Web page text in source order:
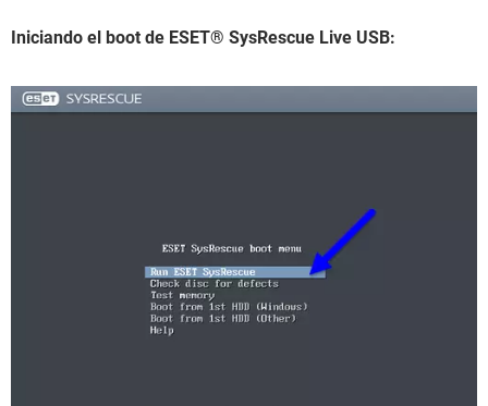
Iniciando el boot de ESET® SysRescue Live USB: